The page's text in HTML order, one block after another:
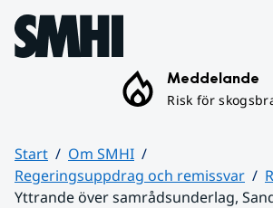
Hoppa till sidans innehåll
Meddelande
Risk för
Start
Om SMHI
Regeringsuppdrag och remissvar
Yttrande över samrådsunderlag,